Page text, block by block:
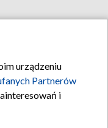
urządzeniu
Partnerów
i